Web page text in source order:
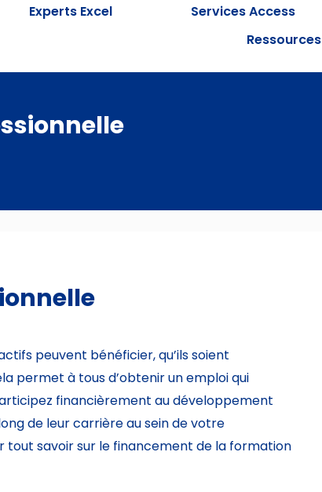
Experts Excel Services Access
Ressources
peuvent bénéficier, qu’ils soient
permet à tous d’obtenir un emploi qui
financièrement au développement
de leur carrière au sein de votre
tout savoir sur le financement de la formation